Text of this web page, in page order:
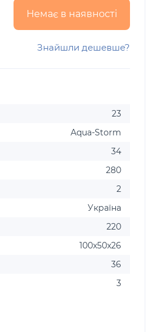
Немає в наявності
Знайшли дешевше?
23
Aqua-Storm
34
280
2
Україна
220
100x50x26
36
3